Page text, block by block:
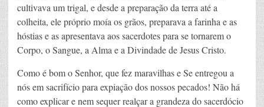
cultivava um trigal, e desde a preparação da terra até a
colheita, ele próprio moía os grãos, preparava a farinha e as
hóstias e as apresentava aos sacerdotes para se tornarem o
Corpo, o Sangue, a Alma e a Divindade de Jesus Cristo.
Como é bom o Senhor, que fez maravilhas e Se entregou a
nós em sacrifício para expiação dos nossos pecados! Não há
como explicar e nem sequer realçar a grandeza do sacerdócio